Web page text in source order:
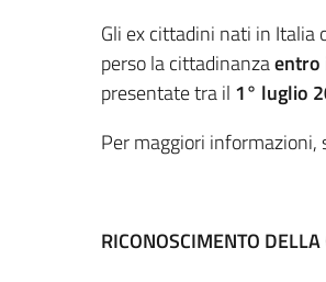
Gli ex cittadini nati in Italia
perso la cittadinanzaentro
presentate tra il 1° luglio
Per maggiori informazioni,
RICONOSCIMENTO